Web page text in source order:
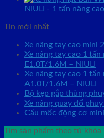
NIULI - 1 tấn nâng
Tin mới nhất
Xe nâng tay cao mini
Xe nâng tay cao 1 tấn
E1.0T/1.6M – NIULI
Xe nâng tay cao 1 tấn
A1.0T/1.6M – NIULI
Bộ kẹp gắp thùng
Xe nâng quay đổ
Cẩu mốc động cơ
Tìm sản phẩm theo từ khóa